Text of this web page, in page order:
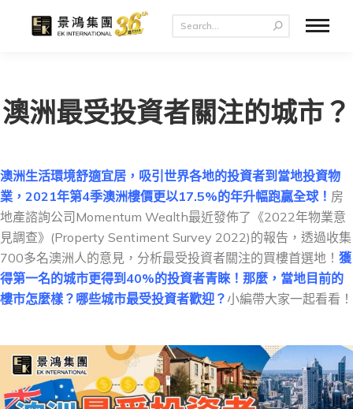
澳洲最受投資者關注的城市？
澳洲生活環境舒適宜居，吸引世界各地的投資者到當地投資物
業，2021年第4季澳洲樓價更以17.5%的年升幅跑贏全球！ 房
地產諮詢公司Momentum Wealth最近發佈了《2022年物業意
見調查》(Property Sentiment Survey 2022)的報告，透過收集
700多名澳洲人的意見，分析最受投資者關注的買樓首選地！ 獲
得第一名的城市更得到40%的投資者青睞！那麼，當地目前的
樓市怎麼樣？哪些城市最受投資者歡迎？小編帶大家一起看看！